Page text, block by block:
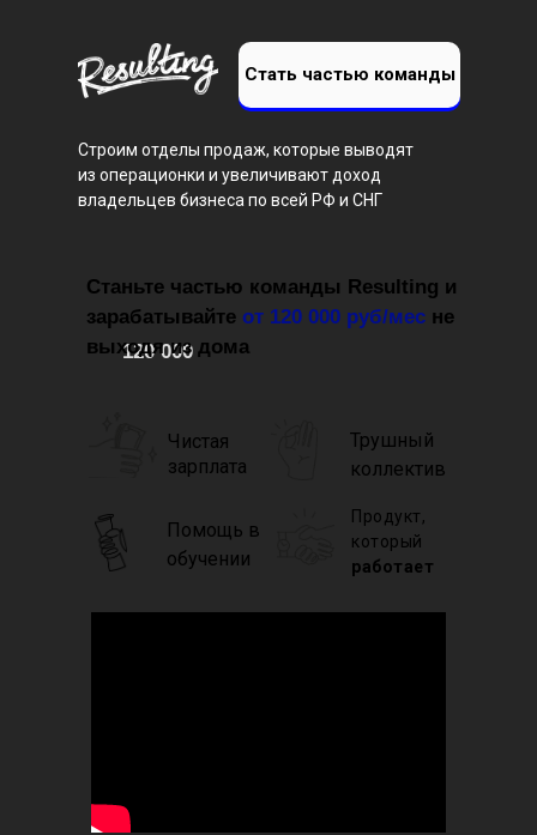
Строим отделы продаж, которые выводят
из операционки и увеличивают доход
владельцев бизнеса по всей РФ и СНГ
Стать частью команды
120 000
Станьте частью команды Resulting и
зарабатывайте от 120 000 руб/мес не
выходя из дома
Чистая
зарплата
Трушный
коллектив
Помощь в
обучении
Продукт,
который
работает